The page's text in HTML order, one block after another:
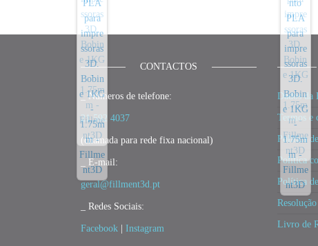
CONTACTOS
_ Números de telefone:
21 592 4037
(chamada para rede fixa nacional)
_ E-mail:
geral@fillment3d.pt
_ Redes Sociais:
Facebook | Instagram
Dados da
Termos e
Política
Política
Política
Livro de